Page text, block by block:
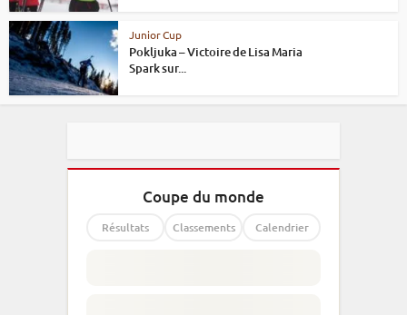
Junior Cup
Pokljuka – Victoire de Lisa Maria
Spark sur...
Coupe du monde
Résultats Classements Calendrier